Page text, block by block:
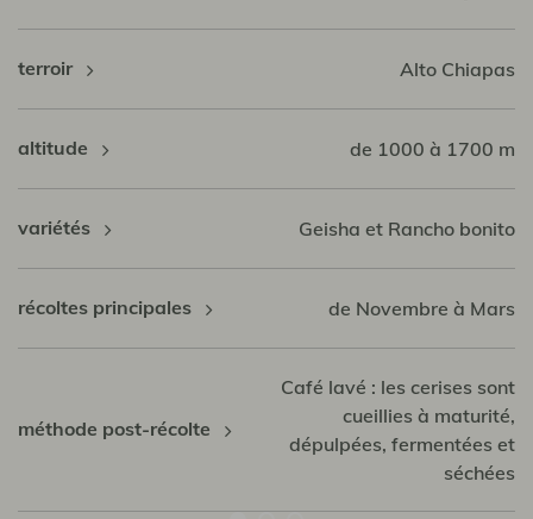
terroir Alto Chiapas
altitude de 1000 à 1700 m
variétés Geisha et Rancho bonito
récoltes principales de Novembre à Mars
méthode post-récolte
Café lavé : les cerises sont
cueillies à maturité,
dépulpées, fermentées et
séchées